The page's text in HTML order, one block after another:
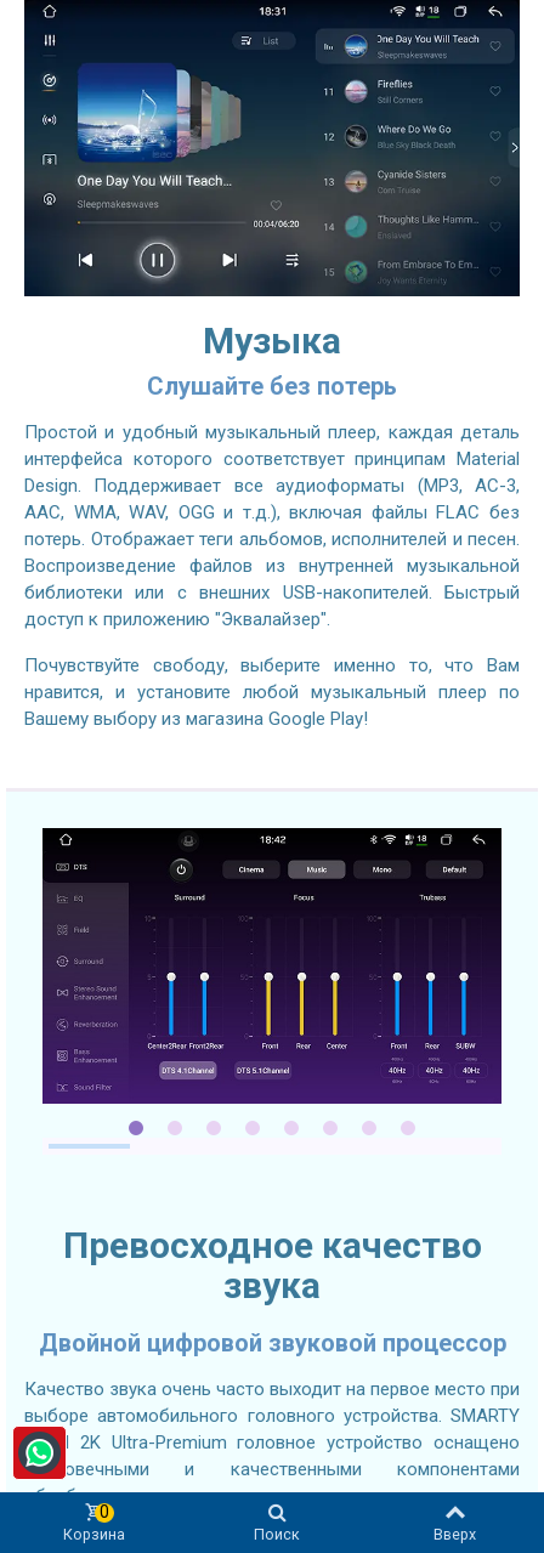
Музыка
Слушайте без потерь
Простой и удобный музыкальный плеер, каждая деталь
интерфейса которого соответствует принципам Material
Design. Поддерживает все аудиоформаты (MP3, AC-3,
AAC, WMA, WAV, OGG и т.д.), включая файлы FLAC без
потерь. Отображает теги альбомов, исполнителей и песен.
Воспроизведение файлов из внутренней музыкальной
библиотеки или с внешних USB-накопителей. Быстрый
доступ к приложению "Эквалайзер".
Почувствуйте свободу, выберите именно то, что Вам
нравится, и установите любой музыкальный плеер по
Вашему выбору из магазина Google Play!
Превосходное качество
звука
Двойной цифровой звуковой процессор
Качество звука очень часто выходит на первое место при
выборе автомобильного головного устройства. SMARTY
Trend 2K Ultra-Premium головное устройство оснащено
долговечными и качественными компонентами
обработки звука для достижения максимальных
результатов. Ведущий на рынке цифровой
Корзина
0
Поиск Вверх